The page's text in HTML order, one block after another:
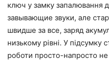
ключ у замку запалювання
завывающие звуки, але
швидше за все, заряд
низькому рівні. У підсумку
роботи просто-напросто не